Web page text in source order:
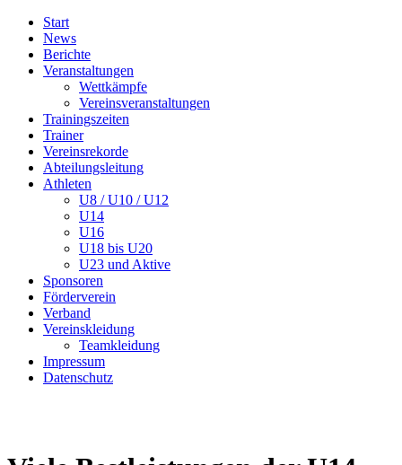
Start
News
Berichte
Veranstaltungen
Wettkämpfe
Vereinsveranstaltungen
Trainingszeiten
Trainer
Vereinsrekorde
Abteilungsleitung
Athleten
U8 / U10 / U12
U14
U16
U18 bis U20
U23 und Aktive
Sponsoren
Förderverein
Verband
Vereinskleidung
Teamkleidung
Impressum
Datenschutz